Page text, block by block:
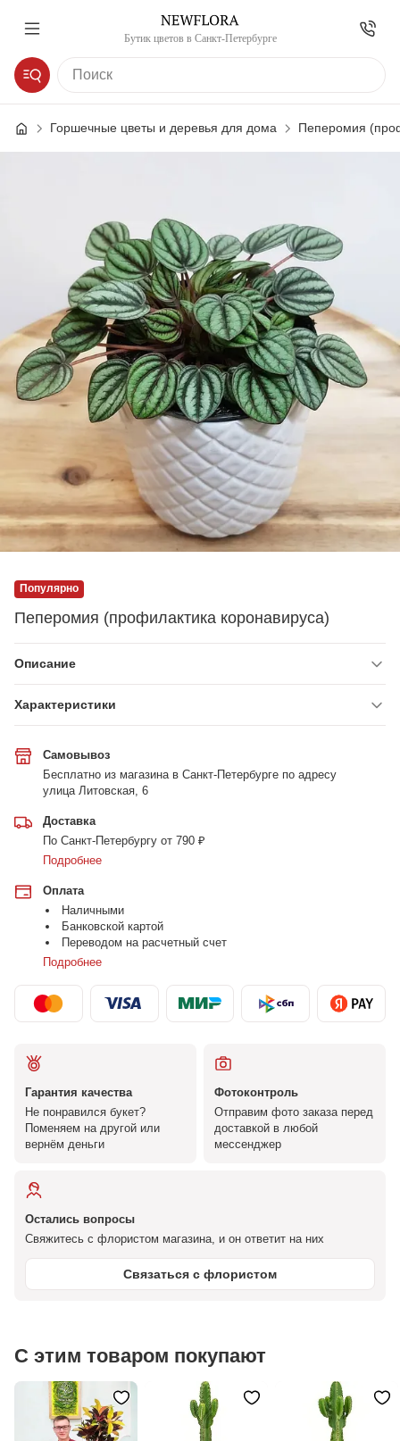
Бутик цветов в Санкт-Петербурге
Горшечные цветы и деревья для дома Пеперомия
Популярно
Пеперомия (профилактика коронавируса)
Описание
Характеристики
Самовывоз
Бесплатно из магазина в Санкт-Петербурге по адресу
улица Литовская, 6
Доставка
По Санкт-Петербургу от 790 ₽
Подробнее
Оплата
Наличными
Банковской картой
Переводом на расчетный счет
Подробнее
Гарантия качества
Не понравился букет?
Поменяем на другой или
вернём деньги
Фотоконтроль
Отправим фото заказа перед
доставкой в любой
мессенджер
Остались вопросы
Свяжитесь с флористом магазина, и он ответит на них
Связаться с флористом
С этим товаром покупают